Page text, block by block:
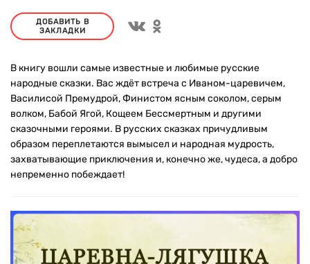
ДОБАВИТЬ В
ЗАКЛАДКИ
В книгу вошли самые известные и любимые русские
народные сказки. Вас ждёт встреча с Иваном-царевичем,
Василисой Премудрой, Финистом ясным соколом, серым
волком, Бабой Ягой, Кощеем Бессмертным и другими
сказочными героями. В русских сказках причудливым
образом переплетаются вымысел и народная мудрость,
захватывающие приключения и, конечно же, чудеса, а добро
непременно побеждает!